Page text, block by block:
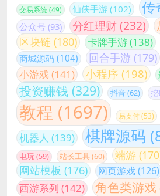
交易系统 (49) 仙侠手游 (102) 传
公众号 (93) 分红理财 (232)
区块链 (180) 卡牌手游(138)
商城源码(104) 回合手游 (179)
小游戏 (141) 小程序 (198)
投资赚钱 (329) 抖音(62) 挖
教程 (1697) 易支付(53)
机器人 (139) 棋牌源码
电玩(59) 站长工具(60) 端游
网站模板 (176) 网页游戏(126)
西游系列 (142) 角色类游戏